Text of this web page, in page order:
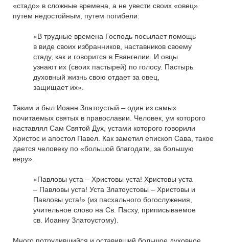
«стадо» в сложные времена, а не увести своих «овец»
путем недостойным, путем погибели:
«В трудные времена Господь посылает помощь
в виде своих избранников, наставников своему
стаду, как и говорится в Евангелии. И овцы
узнают их (своих пастырей) по голосу. Пастырь
духовный жизнь свою отдает за овец,
защищает их».
Таким и был Иоанн Златоустый – один из самых
почитаемых святых в православии. Человек, ум которого
наставлял Сам Святой Дух, устами которого говорили
Христос и апостол Павел. Как заметил епископ Сава, такое
дается человеку по «большой благодати, за большую
веру».
«Павловы уста – Христовы уста! Христовы уста
– Павловы уста! Уста Златоустовы – Христовы и
Павловы уста!» (из пасхального богослужения,
учительное слово на Св. Пасху, приписываемое
св. Иоанну Златоустому).
Много потрудившийся и оставивший большое духовное